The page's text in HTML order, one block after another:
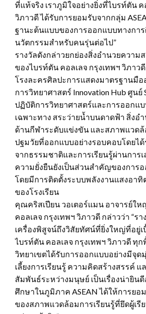
ที่แท้จริง เราภูมิใจอย่างยิ่งที่ไบรท์ตัน ค
วิภาวดี ได้รับการยอมรับจากกลุ่ม
ฐานะต้นแบบของการออกแบบทางการ
นวัตกรรมสำหรับคนรุ่นต่อไป”
รางวัลดังกล่าวยกย่องสิ่งอำนวยความ
ของไบรท์ตัน คอลเลจ กรุงเทพฯ วิภาว
โรงละครศิลปะการแสดงมาตรฐานมื
การวิทยาศาสตร์ Innovation Hub ศูนย์
ปฏิบัติการวิทยาศาสตร์และการออกแบ
เฉพาะทาง สระว่ายน้ำบนดาดฟ้า สิ่งอ
ด้านกีฬาระดับแข่งขัน และสภาพแวดล้
ปฐมวัยที่ออกแบบอย่างรอบคอบโดยได้
จากธรรมชาติและการเรียนรู้ผ่านการ
ความยั่งยืนยังเป็นส่วนสำคัญของการ
โดยมีการติดตั้งระบบพลังงานแสงอาทิ
ของโรงเรียน
คุณคริสเปียน วอเตอร์แมน อาจารย์ใ
คอลเลจ กรุงเทพฯ วิภาวดี กล่าวว่า “ร
เครื่องพิสูจน์ถึงวิสัยทัศน์ที่ยิ่งใหญ่ที่อยู่เ
ไบรท์ตัน คอลเลจ กรุงเทพฯ วิภาวดี ทุ
วิทยาเขตได้รับการออกแบบอย่างมีจุด
เลี้ยงการเรียนรู้ ความคิดสร้างสรรค์
สัมพันธ์ระหว่างมนุษย์ เป็นเรื่องน่ายิน
ศึกษาในภูมิภาค ASEAN ได้ให้การย
ของสภาพแวดล้อมการเรียนรู้ที่ยึดผู้เรี